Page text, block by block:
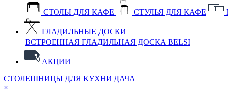
СТОЛЫ ДЛЯ КАФЕ СТУЛЬЯ ДЛЯ КАФЕ
ГЛАДИЛЬНЫЕ ДОСКИ
ВСТРОЕННАЯ ГЛАДИЛЬНАЯ ДОСКА BELSI
АКЦИИ
СТОЛЕШНИЦЫ ДЛЯ КУХНИ ДАЧА
×